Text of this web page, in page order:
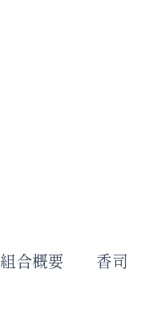
組合概要 香司